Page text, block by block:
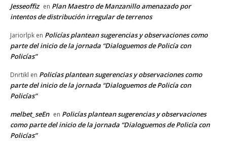
Jesseoffiz en Plan Maestro de Manzanillo amenazado por
intentos de distribución irregular de terrenos
Jariorlpk en Policías plantean sugerencias y observaciones como
parte del inicio de la jornada “Dialoguemos de Policía con
Policías”
Dnrtikl en Policías plantean sugerencias y observaciones como
parte del inicio de la jornada “Dialoguemos de Policía con
Policías”
melbet_seEn en Policías plantean sugerencias y observaciones
como parte del inicio de la jornada “Dialoguemos de Policía con
Policías”